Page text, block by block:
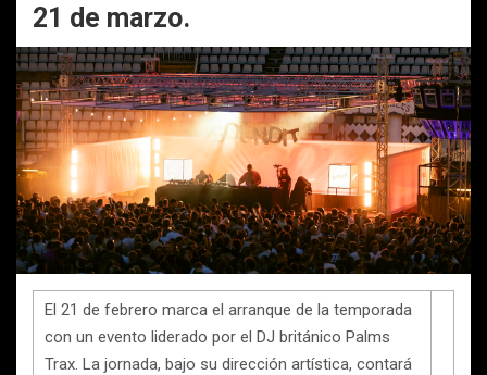
21 de marzo.
El 21 de febrero marca el arranque de la temporada
con un evento liderado por el DJ británico Palms
Trax. La jornada, bajo su dirección artística, contará